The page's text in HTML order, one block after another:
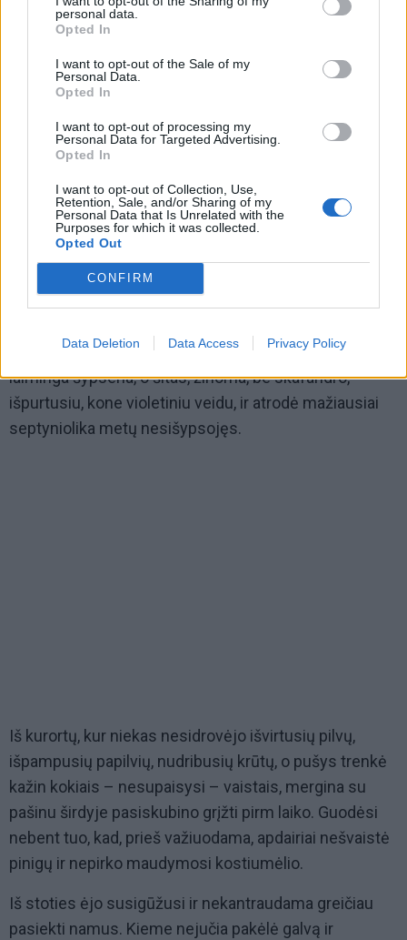
personal data.
Opted In
I want to opt-out of the Sale of my
Personal Data.
Opted In
I want to opt-out of processing my
Personal Data for Targeted Advertising.
Opted In
I want to opt-out of Collection, Use,
Retention, Sale, and/or Sharing of my
Personal Data that Is Unrelated with the
Purposes for which it was collected.
Opted Out
CONFIRM
Data Deletion Data Access Privacy Policy
vyriškis, greičiausiai iškrypėlis: ar jums nieko
erzino perdėtai mandagi padavėja, iki gyvuonies
nubrūžintas linoleumas ir trankomos durys. Itin
masyvus storulis prie gretimo staliuko švilpė,
švogždė, girgždėjo ir šnypštė, o atokvėpio akimirkomis
užkandžiauti. Prie užeigos kampo, viena ranka
atsirėmęs į skarda aptaisytą sieną, stovėjo kažkoks
vyras ir skausmingai vėmė. Kai pakėlė į merginą akis,
ši krūptelėjo. Būtų galėjusi prisiekti, kad mato
kosmonautą, kurį prieš septyniolika metų patyliukais,
ženklo, buvo su skafandru, iš po kurio gaubto švietė
laiminga šypsena, o šitas, žinoma, be skafandro,
išpurtusiu, kone violetiniu veidu, ir atrodė mažiausiai
septyniolika metų nesišypsojęs.
Iš kurortų, kur niekas nesidrovėjo išvirtusių pilvų,
išpampusių papilvių, nudribusių krūtų, o pušys trenkė
kažin kokiais – nesupaisysi – vaistais, mergina su
pašinu širdyje pasiskubino grįžti pirm laiko. Guodėsi
nebent tuo, kad, prieš važiuodama, apdairiai nešvaistė
pinigų ir nepirko maudymosi kostiumėlio.
Iš stoties ėjo susigūžusi ir nekantraudama greičiau
pasiekti namus. Kieme nejučia pakėlė galvą ir